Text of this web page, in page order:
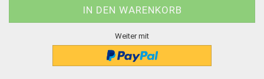
Weiter mit